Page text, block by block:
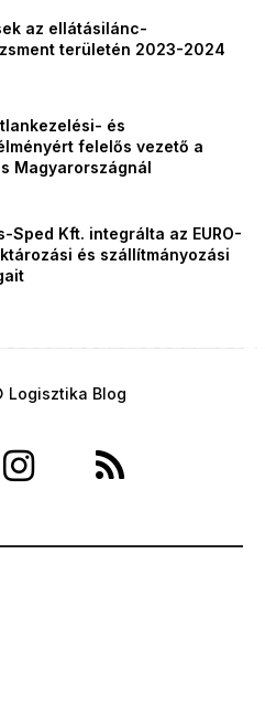
az ellátásilánc-
területén 2023-2024
és
felelős vezető a
Magyarországnál
Sped Kft. integrálta az EURO-
és szállítmányozási
Logisztika Blog